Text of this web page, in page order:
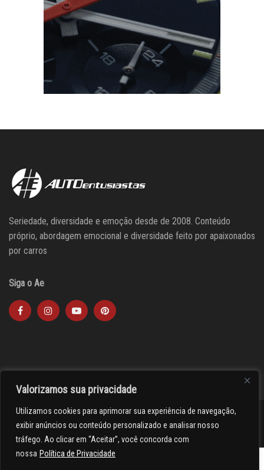
Valorizamos sua privacidade
Utilizamos cookies para aprimorar sua experiência de navegação,
exibir anúncios ou conteúdo personalizado e analisar nosso
tráfego. Ao clicar em “Aceitar”, você concorda com
nossa Política de Privacidade
Seriedade, diversidade e emoção desde de 2008. Conteúdo
próprio, abordagem emocional e diversidade feito por apaixonados
por carros
Siga o Ae
><(((º> 17